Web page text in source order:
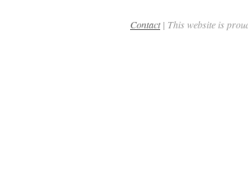
Contact| This website is